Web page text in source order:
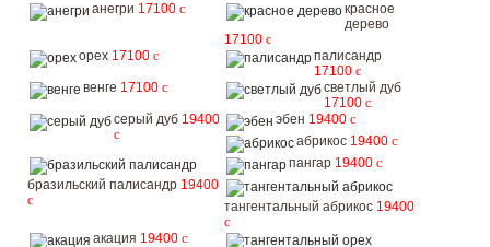
анегри 17100 c
красное
дерево
17100 c
орех 17100 c
палисандр
17100 c
венге 17100 c
светлый дуб
17100 c
серый дуб 19400
c
эбен 19400 c
абрикос 19400 c
бразильский палисандр 19400
c
пангар 19400 c
тангентальный абрикос 19400
c
акация 19400 c